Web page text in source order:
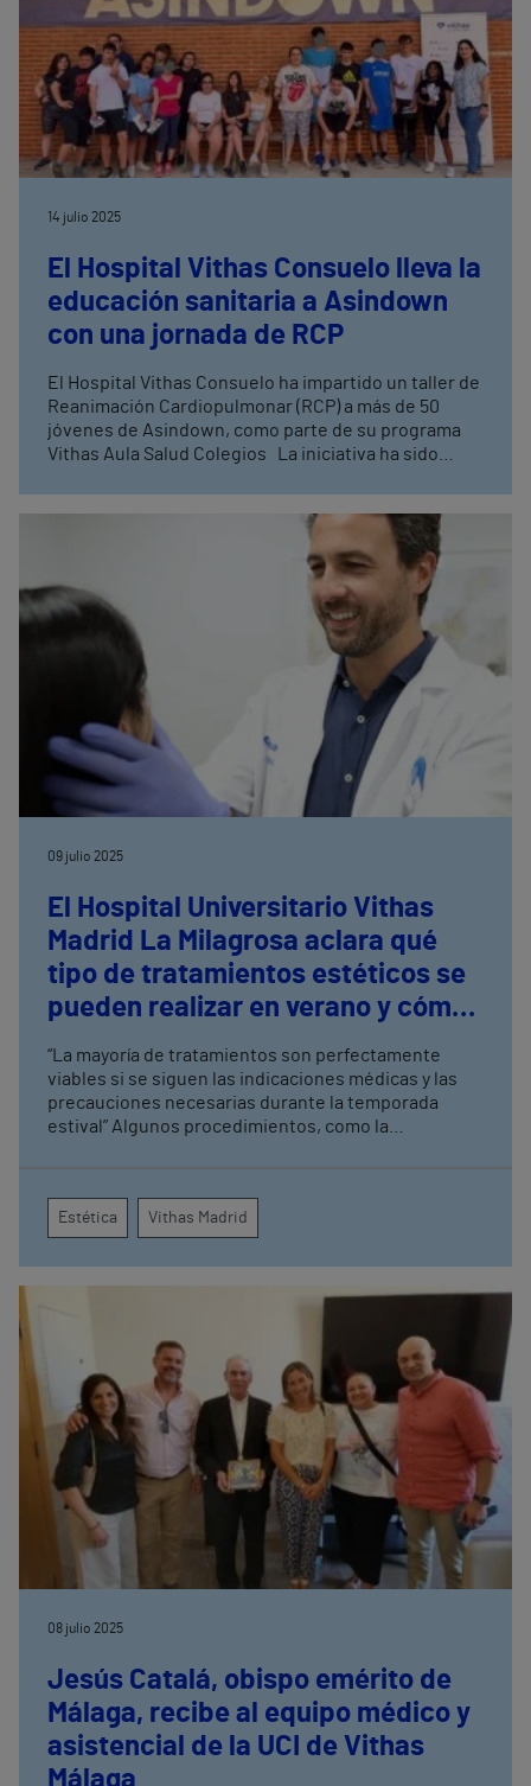
14 julio 2025
El Hospital Vithas Consuelo lleva la
educación sanitaria a Asindown
con una jornada de RCP
El Hospital Vithas Consuelo ha impartido un taller de
Reanimación Cardiopulmonar (RCP) a más de 50
jóvenes de Asindown, como parte de su programa
Vithas Aula Salud Colegios La iniciativa ha sido
inclusión social y el compromiso con una juventud
09 julio 2025
El Hospital Universitario Vithas
Madrid La Milagrosa aclara qué
tipo de tratamientos estéticos se
pueden realizar en verano y cómo
cuidarlos
“La mayoría de tratamientos son perfectamente
viables si se siguen las indicaciones médicas y las
precauciones necesarias durante la temporada
estival” Algunos procedimientos, como la
del año
Estética Vithas Madrid
08 julio 2025
Jesús Catalá, obispo emérito de
Málaga, recibe al equipo médico y
asistencial de la UCI de Vithas
Málaga